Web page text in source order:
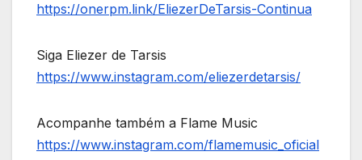
https://onerpm.link/EliezerDeTarsis-Continua
Siga Eliezer de Tarsis
https://www.instagram.com/eliezerdetarsis/
Acompanhe também a Flame Music
https://www.instagram.com/flamemusic_oficial